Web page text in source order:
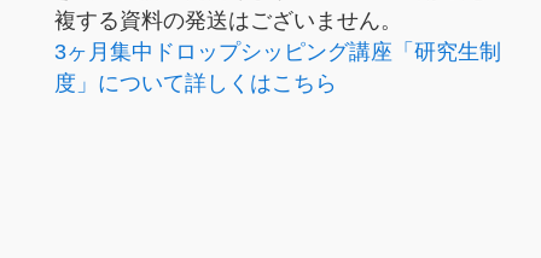
複する資料の発送はございません。
3ヶ月集中ドロップシッピング講座「研究生制
度」について詳しくはこちら